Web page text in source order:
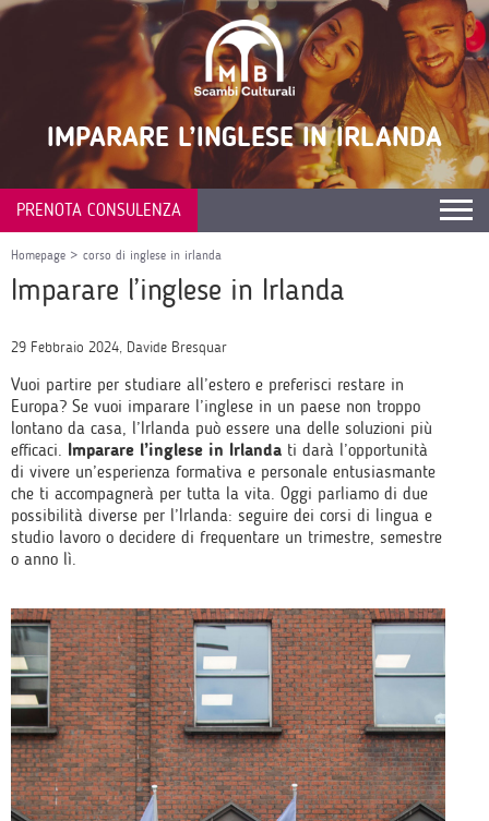
IMPARARE L’INGLESE IN IRLANDA
PRENOTA CONSULENZA
Homepage > corso di inglese in irlanda
Imparare l’inglese in Irlanda
29 Febbraio 2024, Davide Bresquar
Vuoi partire per studiare all’estero e preferisci restare in
Europa? Se vuoi imparare l’inglese in un paese non troppo
lontano da casa, l’Irlanda può essere una delle soluzioni più
efficaci. Imparare l’inglese in Irlanda ti darà l’opportunità
di vivere un’esperienza formativa e personale entusiasmante
che ti accompagnerà per tutta la vita. Oggi parliamo di due
possibilità diverse per l’Irlanda: seguire dei corsi di lingua e
studio lavoro o decidere di frequentare un trimestre, semestre
o anno lì.